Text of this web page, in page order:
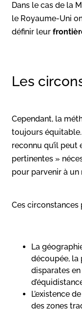
Dans le cas de la
le Royaume-Uni
définir leur
Les
Cependant, la
toujours équitable.
reconnu qu’il
pertinentes »
pour parvenir à
Ces circonstances
La
découpée, la
disparates
L’existence
des zones